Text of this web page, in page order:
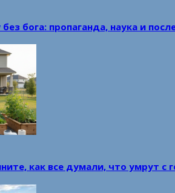
бога: пропаганда, наука и
как все думали, что умрут с